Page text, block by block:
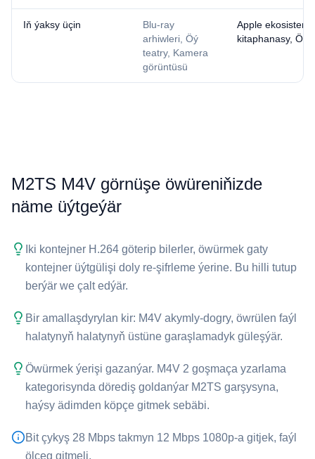
Iň ýaksy üçin
Blu-ray
arhiwleri, Öý
teatry, Kamera
görüntüsü
Apple
kitaphanasy, Öý
⁦M2TS⁩ ⁦M4V⁩ görnüşe öwüreniňizde
näme üýtgeýär
Iki kontejner H.264 göterip bilerler, öwürmek gaty
kontejner üýtgülişi doly re-şifrleme ýerine. Bu hilli tutup
berýär we çalt edýär.
Bir amallaşdyrylan kir: ⁦M4V⁩ akymly-dogry, öwrülen faýl
halatynyň halatynyň üstüne garaşlamadyk güleşýär.
Öwürmek ýerişi gazanýar. ⁦M4V⁩ 2 goşmaça yzarlama
kategorisynda dörediş goldanýar ⁦M2TS⁩ garşysyna,
haýsy ädimden köpçe gitmek sebäbi.
Bit çykyş 28 Mbps takmyn 12 Mbps 1080p-a gitjek, faýl
ölçeg gitmeli.